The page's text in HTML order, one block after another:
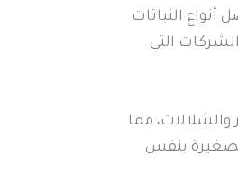
النباتات
التي
مما
بنفس